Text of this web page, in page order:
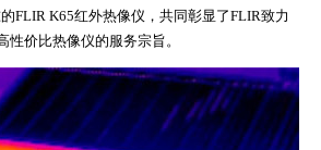
FLIR K65红外热像仪，共同彰显了FLIR致力
价比热像仪的服务宗旨。